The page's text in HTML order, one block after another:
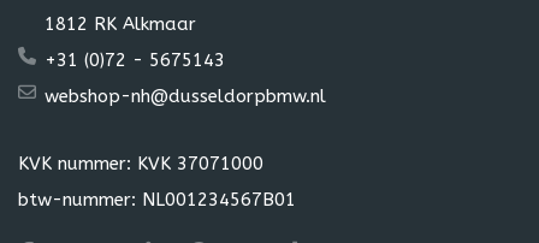
1812 RK Alkmaar
+31 (0)72 - 5675143
webshop-nh@dusseldorpbmw.nl
KVK nummer: KVK 37071000
btw-nummer: NL001234567B01